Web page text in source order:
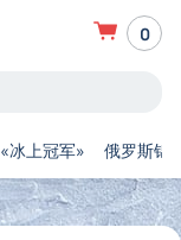
0
«冰上冠军» 俄罗斯锦